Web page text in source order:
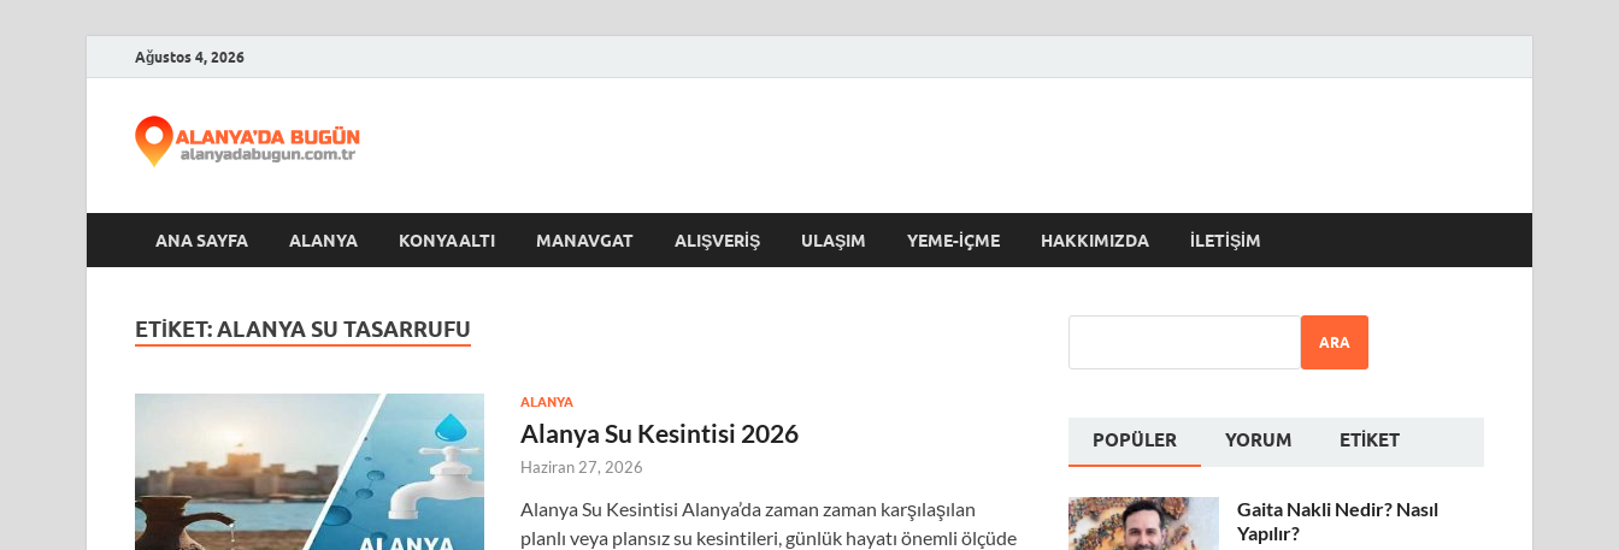
Ağustos 4, 2026
ANA SAYFA ALANYA KONYAALTI MANAVGAT ALIŞVERIŞ ULAŞIM YEME-İÇME HAKKIMIZDA İLETIŞIM
ETIKET:ALANYA SU TASARRUFU
ALANYA
Alanya Su Kesintisi 2026
Haziran 27, 2026
Alanya Su Kesintisi Alanya’da zaman zaman karşılaşılan
planlı veya plansız su kesintileri, günlük hayatı önemli ölçüde
ARA
POPÜLER YORUM ETIKET
Gaita Nakli Nedir? Nasıl
Yapılır?